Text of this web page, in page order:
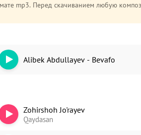
mp3. Перед скачиванием любую
Alibek Abdullayev - Bevafo
Zohirshoh Jo'rayev
Qaydasan